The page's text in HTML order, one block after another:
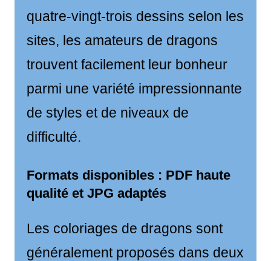
quatre-vingt-trois dessins selon les
sites, les amateurs de dragons
trouvent facilement leur bonheur
parmi une variété impressionnante
de styles et de niveaux de
difficulté.
Formats disponibles : PDF haute
qualité et JPG adaptés
Les coloriages de dragons sont
généralement proposés dans deux